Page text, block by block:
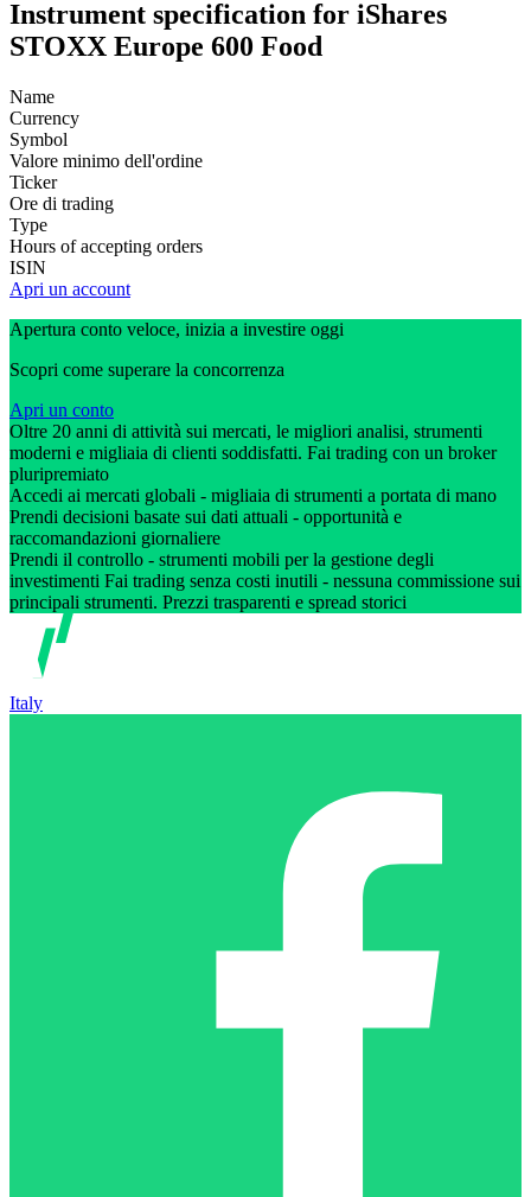
Instrument specification for iShares
STOXX Europe 600 Food
Name
Currency
Symbol
Valore minimo dell'ordine
Ticker
Ore di trading
Type
Hours of accepting orders
ISIN
Apri un account
Apertura conto veloce, inizia a investire oggi
Scopri come superare la concorrenza
Apri un conto
Oltre 20 anni di attività sui mercati, le migliori analisi, strumenti
moderni e migliaia di clienti soddisfatti. Fai trading con un broker
pluripremiato
Accedi ai mercati globali - migliaia di strumenti a portata di mano
Prendi decisioni basate sui dati attuali - opportunità e
raccomandazioni giornaliere
Prendi il controllo - strumenti mobili per la gestione degli
investimenti Fai trading senza costi inutili - nessuna commissione sui
principali strumenti. Prezzi trasparenti e spread storici
Italy